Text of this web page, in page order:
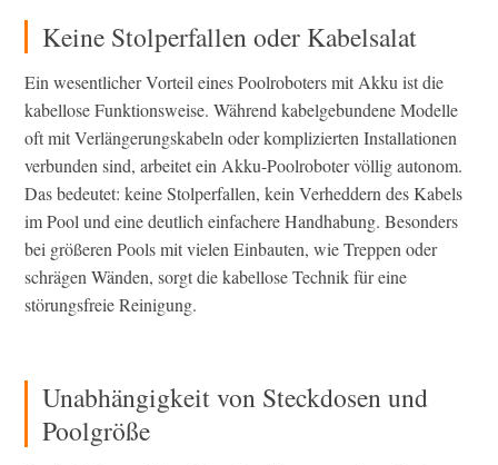
Keine Stolperfallen oder Kabelsalat
Ein wesentlicher Vorteil eines Poolroboters mit Akku ist die
kabellose Funktionsweise. Während kabelgebundene Modelle
oft mit Verlängerungskabeln oder komplizierten Installationen
verbunden sind, arbeitet ein Akku-Poolroboter völlig autonom.
Das bedeutet: keine Stolperfallen, kein Verheddern des Kabels
im Pool und eine deutlich einfachere Handhabung. Besonders
bei größeren Pools mit vielen Einbauten, wie Treppen oder
schrägen Wänden, sorgt die kabellose Technik für eine
störungsfreie Reinigung.
Unabhängigkeit von Steckdosen und
Poolgröße